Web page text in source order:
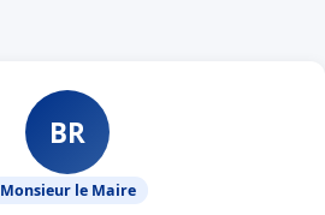
BR
Monsieur le Maire